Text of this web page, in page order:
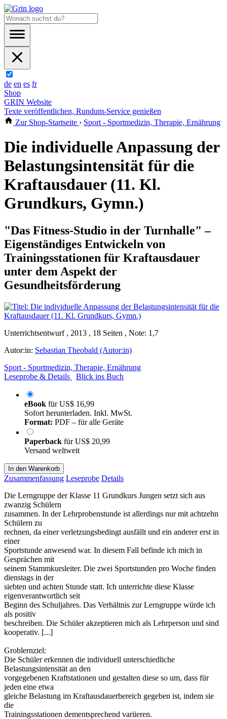
de en es fr
Shop
GRIN Website
Texte veröffentlichen, Rundum-Service genießen
Zur Shop-Startseite › Sport - Sportmedizin, Therapie, Ernährung
Die individuelle Anpassung der
Belastungsintensität für die
Kraftausdauer (11. Kl.
Grundkurs, Gymn.)
"Das Fitness-Studio in der Turnhalle" –
Eigenständiges Entwickeln von
Trainingsstationen für Kraftausdauer
unter dem Aspekt der
Gesundheitsförderung
Unterrichtsentwurf , 2013 , 18 Seiten , Note: 1,7
Autor:in: Sebastian Theobald (Autor:in)
Sport - Sportmedizin, Therapie, Ernährung
Leseprobe & Details
Blick ins Buch
eBook fürUS$ 16,99
Sofort herunterladen. Inkl. MwSt.
Format: PDF – für alle Geräte
Paperback fürUS$ 20,99
Versand weltweit
In den Warenkorb
Zusammenfassung Leseprobe Details
Die Lerngruppe der Klasse 11 Grundkurs Jungen setzt sich aus
zwanzig Schülern
zusammen. In der Lehrprobenstunde ist allerdings nur mit achtzehn
Schülern zu
rechnen, da einer verletzungsbedingt ausfällt und ein anderer erst in
einer
Sportstunde anwesend war. In diesem Fall befinde ich mich in
Gesprächen mit
seinem Stammkursleiter. Die zwei Sportstunden pro Woche finden
dienstags in der
siebten und achten Stunde statt. Ich unterrichte diese Klasse
eigenverantwortlich seit
Beginn des Schuljahres. Das Verhältnis zur Lerngruppe würde ich
als positiv
beschreiben. Die Schüler akzeptieren mich als Lehrperson und sind
kooperativ. [...]
Groblernziel:
Die Schüler erkennen die individuell unterschiedliche
Belastungsintensität an den
vorgegebenen Kraftstationen und gestalten diese so um, dass für
jeden eine etwa
gleiche Belastung im Kraftausdauerbereich gegeben ist, indem sie
die
Trainingsstationen dementsprechend variieren.